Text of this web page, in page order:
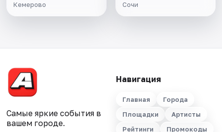
Кемерово Сочи
Самые яркие события в
вашем городе.
Навигация
Главная
Города
Площадки
Артисты
Рейтинги
Промокоды